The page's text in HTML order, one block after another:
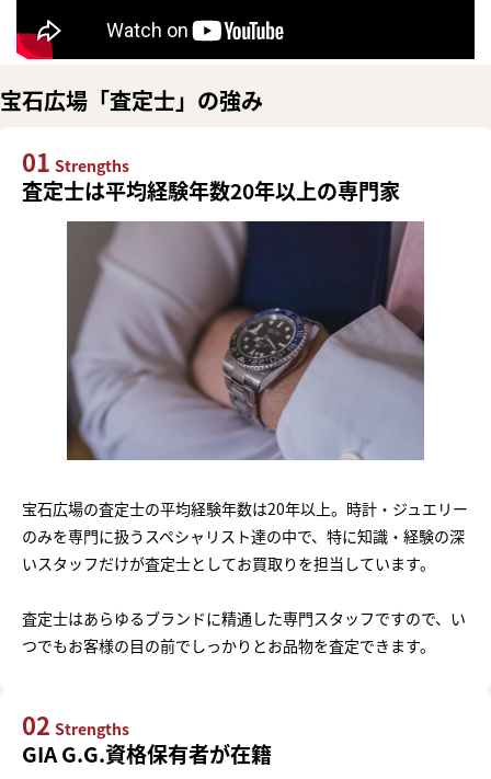
宝石広場「査定士」の強み
01 Strengths
査定士は平均経験年数20年以上の専門家
宝石広場の査定士の平均経験年数は20年以上。時計・ジュエリー
のみを専門に扱うスペシャリスト達の中で、特に知識・経験の深
いスタッフだけが査定士としてお買取りを担当しています。
査定士はあらゆるブランドに精通した専門スタッフですので、い
つでもお客様の目の前でしっかりとお品物を査定できます。
02 Strengths
GIA G.G.資格保有者が在籍